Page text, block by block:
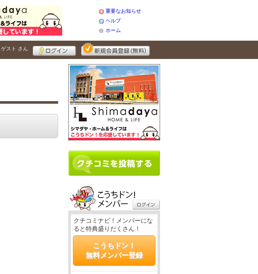
重要なお知らせ
ヘルプ
ホーム
ゲスト さん
クチコミナビ！メンバーにな
ると特典盛りだくさん！
こうちドン！
無料メンバー登録